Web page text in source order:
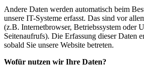
Andere Daten werden automatisch beim
unsere IT-Systeme erfasst. Das sind vor
(z.B. Internetbrowser, Betriebssystem oder
Seitenaufrufs). Die Erfassung dieser Daten
sobald Sie unsere Website betreten.
Wofür nutzen wir Ihre Daten?